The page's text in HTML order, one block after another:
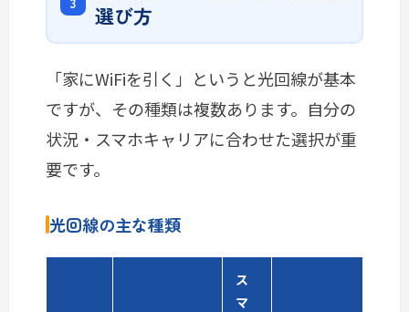
選び方
「家にWiFiを引く」というと光回線が基本
ですが、その種類は複数あります。自分の
状況・スマホキャリアに合わせた選択が重
要です。
光回線の主な種類
ス
マ